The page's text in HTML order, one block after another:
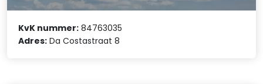
KvK nummer: 84763035
Adres: Da Costastraat 8